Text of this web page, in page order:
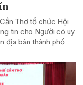
Thơ tổ chức Hội
tin cho Người có uy
địa bàn thành phố